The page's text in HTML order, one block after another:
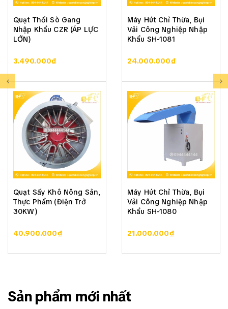
Quạt Thổi Sò Gang
Nhập Khẩu CZR (ÁP LỰC
LỚN)
3.490.000₫
Quạt Sấy Khô Nông Sản,
Thực Phẩm (Điện Trở
30KW)
40.900.000₫
Máy Hút Chỉ Thừa, Bụi
Vải Công Nghiệp Nhập
Khẩu SH-1081
24.000.000₫
Máy Hút Chỉ Thừa, Bụi
Vải Công Nghiệp Nhập
Khẩu SH-1080
21.000.000₫
Sản phẩm mới nhất